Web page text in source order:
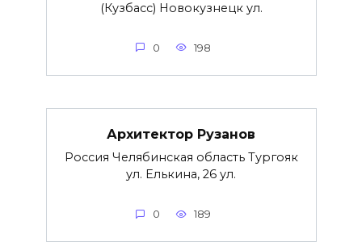
(Кузбасс) Новокузнецк ул.
0 198
Архитектор Рузанов
Россия Челябинская область Тургояк
ул. Елькина, 26 ул.
0 189